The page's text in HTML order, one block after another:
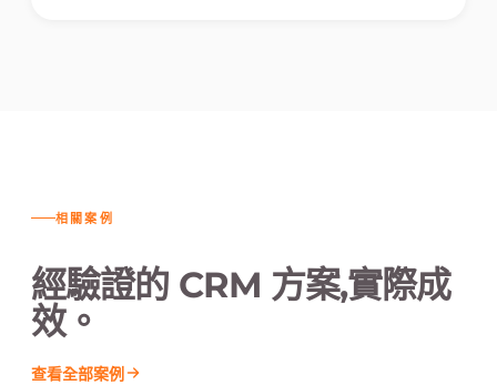
相關案例
經驗證的 CRM 方案,實際成
效。
查看全部案例